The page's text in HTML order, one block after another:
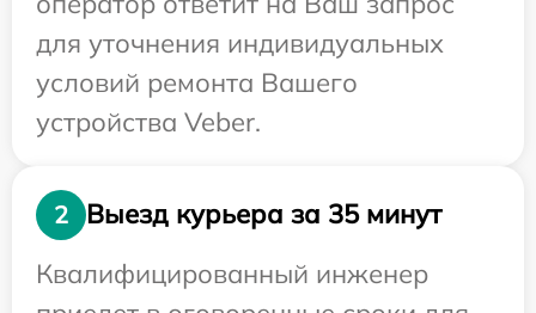
для уточнения индивидуальных
условий ремонта Вашего
устройства Veber.
2
Выезд курьера за 35 минут
Квалифицированный инженер